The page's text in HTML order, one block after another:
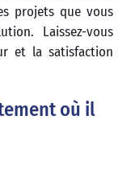
projets que vous
Laissez-vous
et la satisfaction
où il